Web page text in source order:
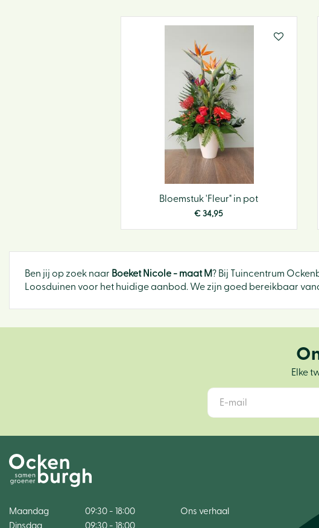
Bloemstuk 'Fleur" in pot
€ 34,95
Ben jij op zoek naar Boeket Nicole - maat M? Bij Tuincentrum
Loosduinen voor het huidige aanbod. We zijn goed bereikbaar
Elke
Maandag
09:30 - 18:00
Dinsdag
09:30 - 18:00
Ons verhaal